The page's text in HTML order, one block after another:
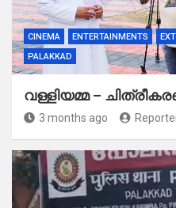
CINEMA ENTERTAINMENTS
PALAKKAD
വള്ളിയമ്മ –
3 months ago